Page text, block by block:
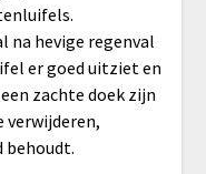
na hevige regenval
er goed uitziet en
zachte doek zijn
verwijderen,
behoudt.